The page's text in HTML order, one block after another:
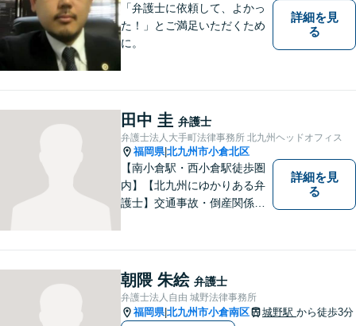
「弁護士に依頼して、よかっ
た！」とご満足いただくため
に。
詳細を見
る
田中 圭 弁護士
弁護士法人大手町法律事務所 北九州ヘッドオフィス
福岡県|北九州市小倉北区
【南小倉駅・西小倉駅徒歩圏
内】【北九州にゆかりある弁
護士】交通事故・倒産関係・
ション」をモットーに問題の
本質把握から解決に至るまで
懇切丁寧に対応します！【宅
建士資格あり】
詳細を見
る
朝隈 朱絵 弁護士
弁護士法人自由 城野法律事務所
福岡県|北九州市小倉南区 城野駅 から徒歩3分